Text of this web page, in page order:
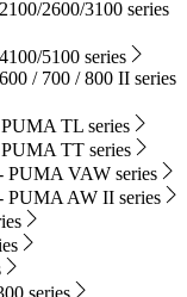
2600/3100 series
5100 series
/ 700 / 800 II series
TL series
TT series
PUMA VAW series
PUMA AW II series